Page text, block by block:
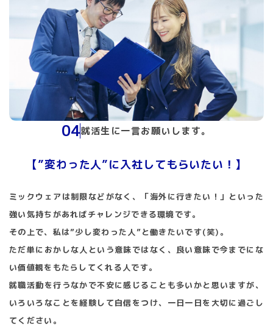
04就活生に一言お願いします。
【”変わった人”に入社してもらいたい！】
ミックウェアは制限などがなく、「海外に行きたい！」といった
強い気持ちがあればチャレンジできる環境です。
その上で、私は”少し変わった人”と働きたいです(笑)。
ただ単におかしな人という意味ではなく、良い意味で今までにな
い価値観をもたらしてくれる人です。
就職活動を行うなかで不安に感じることも多いかと思いますが、
いろいろなことを経験して自信をつけ、一日一日を大切に過ごし
てください。